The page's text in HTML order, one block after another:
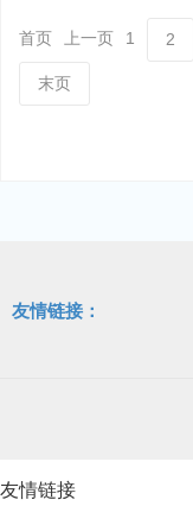
首页 上一页 1 2
末页
友情链接：
友情链接